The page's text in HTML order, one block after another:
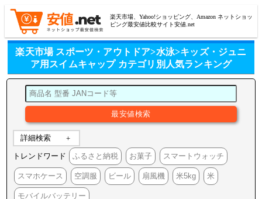
楽天市場、Yahoo!ショッピング、Amazon ネットショッ
ピング最安値比較サイト安値.net
楽天市場 スポーツ・アウトドア>水泳>キッズ・ジュニ
ア用スイムキャップ カテゴリ別人気ランキング
詳細検索
トレンドワード ふるさと納税 お菓子 スマートウォッチ
スマホケース 空調服 ビール 扇風機 米5kg 米
モバイルバッテリー